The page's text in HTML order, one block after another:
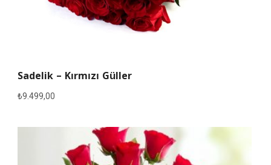
Sadelik – Kırmızı Güller
₺9.499,00